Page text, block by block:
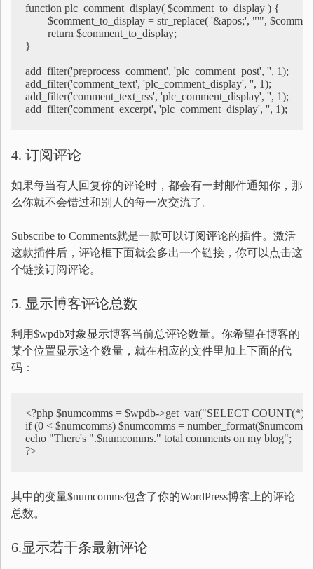
function plc_comment_display( $comment_to_display ) {
}
add_filter('preprocess_comment', 'plc_comment_post', '', 1);
add_filter('comment_text', 'plc_comment_display', '', 1);
add_filter('comment_text_rss', 'plc_comment_display', '', 1);
4. 订阅评论
如果每当有人回复你的评论时，都会有一封邮件通知你，那
么你就不会错过和别人的每一次交流了。
Subscribe to Comments就是一款可以订阅评论的插件。激活
这款插件后，评论框下面就会多出一个链接，你可以点击这
个链接订阅评论。
5. 显示博客评论总数
利用$wpdb对象显示博客当前总评论数量。你希望在博客的
某个位置显示这个数量，就在相应的文件里加上下面的代
码：
<?php $numcomms = $wpdb->get_var("SELECT COUNT(*)
if (0 < $numcomms) $numcomms =
echo "There's ".$numcomms." total comments on my blog";
?>
其中的变量$numcomms包含了你的WordPress博客上的评论
总数。
6.显示若干条最新评论